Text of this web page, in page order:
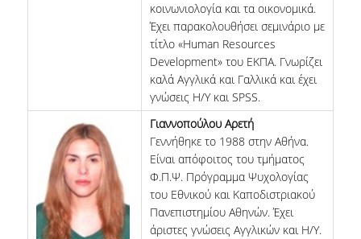
ΔΙΑΣΦΑΛΙΣΗ ΠΟΙΟΤΗΤΑΣ
ΠΟΛΙΤΙΚΗ ΠΟΙΟΤΗΤΑΣ
ΠΙΣΤΟΠΟΙΗΣΗ
ΑΞΙΟΛΟΓΗΣΗ ΜΑΘΗΜΑΤΟΣ/ΔΙΔΑΣΚΑΛΙΑΣ
ΔΕΔΟΜΕΝΑ ΠΟΙΟΤΗΤΑΣ
ΜΟ.ΔΙ.Π.
ΑΝΑΚΟΙΝΩΣΕΙΣ
κοινωνιολογία και τα οικονομικά.
Έχει παρακολουθήσει σεμινάριο με
τίτλο «Human Resources
Development» του ΕΚΠΑ. Γνωρίζει
καλά Αγγλικά και Γαλλικά και έχει
γνώσεις Η/Υ και SPSS.
Γιαννοπούλου Αρετή
Γεννήθηκε το 1988 στην Αθήνα.
Είναι απόφοιτος του τμήματος
Φ.Π.Ψ. Πρόγραμμα Ψυχολογίας
του Εθνικού και Καποδιστριακού
Πανεπιστημίου Αθηνών. Έχει
άριστες γνώσεις Αγγλικών και Η/Υ.